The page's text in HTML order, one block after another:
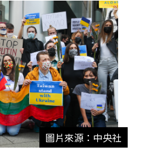
圖片來源：中央社